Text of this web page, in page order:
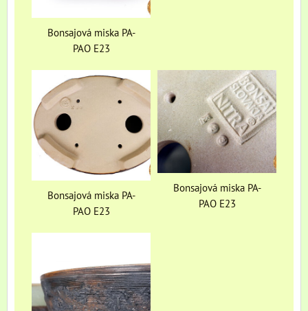
Bonsajová miska PA-
PAO E23
Bonsajová miska PA-
PAO E23
Bonsajová miska PA-
PAO E23